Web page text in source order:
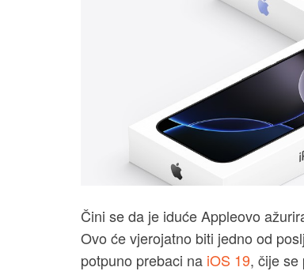
Čini se da je iduće Appleovo
Ovo će vjerojatno biti jedno od
potpuno prebaci na iOS 19, čije se